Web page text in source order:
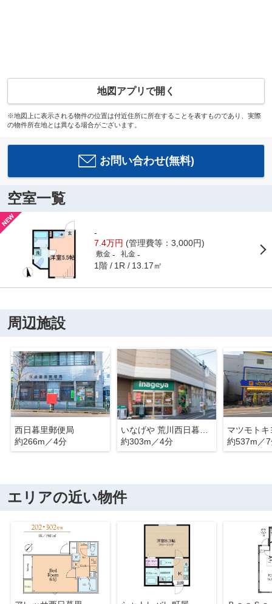
地図アプリで開く
※地図上に表示される物件の位置は付近住所に所在することを表すものであり、実際
の物件所在地とは異なる場合がございます。
お問い合わせ(無料)
空室一覧
-
7.4万円 (管理費等：3,000円)
敷金 - 礼金 -
1階 1R 13.17㎡
周辺施設
西日暮里郵便局
約266m／4分
約303m／4分
約537m／
エリアの近い物件